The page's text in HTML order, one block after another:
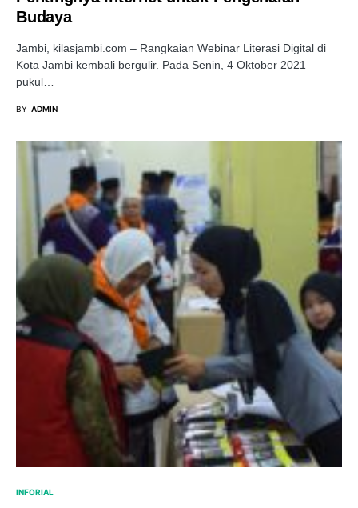
Budaya
Jambi, kilasjambi.com – Rangkaian Webinar Literasi Digital di
Kota Jambi kembali bergulir. Pada Senin, 4 Oktober 2021
pukul…
BY ADMIN
INFORIAL